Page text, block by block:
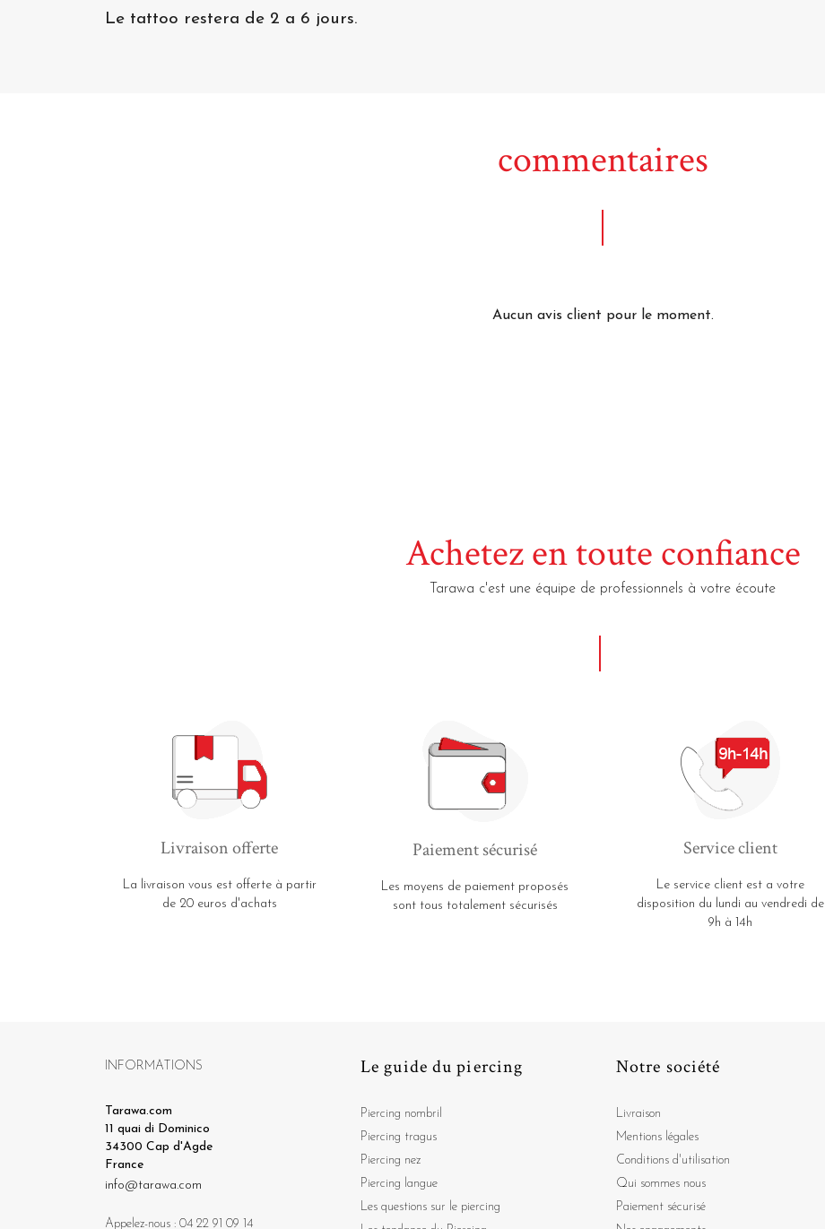
Le tattoo restera de 2 a 6 jours.
commentaires
Aucun avis client pour le moment.
Achetez en toute confiance
Tarawa c'est une équipe de professionnels à votre écoute
Livraison offerte
La livraison vous est offerte à partir
de 20 euros d'achats
Paiement sécurisé
Les moyens de paiement proposés
sont tous totalement sécurisés
Service client
Le service client est a votre
disposition du lundi au vendredi de
9h à 14h
INFORMATIONS
Tarawa.com
11 quai di Dominico
34300 Cap d'Agde
France
info@tarawa.com
Appelez-nous : 04 22 91 09 14
Le guide du piercing
Piercing nombril
Piercing tragus
Piercing nez
Piercing langue
Les questions sur le piercing
Notre société
Livraison
Mentions légales
Conditions d'utilisation
Qui sommes nous
Paiement sécurisé